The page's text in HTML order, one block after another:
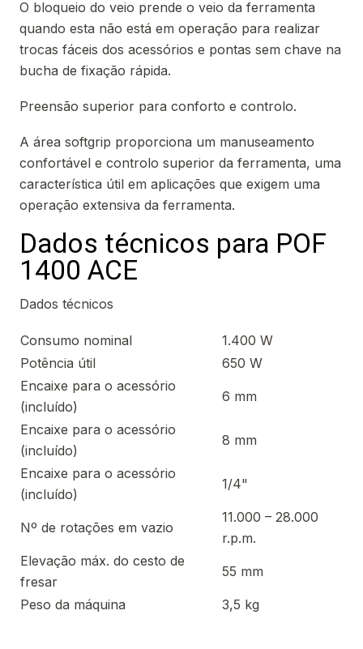
O bloqueio do veio prende o veio da ferramenta
quando esta não está em operação para realizar
trocas fáceis dos acessórios e pontas sem chave na
bucha de fixação rápida.
Preensão superior para conforto e controlo.
A área softgrip proporciona um manuseamento
confortável e controlo superior da ferramenta, uma
característica útil em aplicações que exigem uma
operação extensiva da ferramenta.
Dados técnicos para POF
1400 ACE
Dados técnicos
Consumo nominal
1.400 W
Potência útil
650 W
Encaixe para o acessório
(incluído)
6 mm
Encaixe para o acessório
(incluído)
8 mm
Encaixe para o acessório
(incluído)
1/4"
Nº de rotações em vazio
11.000 – 28.000
r.p.m.
Elevação máx. do cesto de
fresar
55 mm
Peso da máquina 3,5 kg